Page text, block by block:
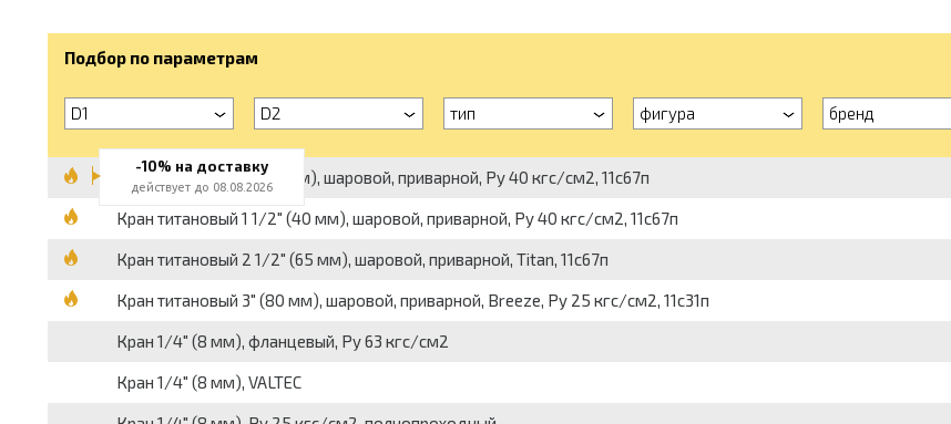
Подбор по параметрам
D1 D2 тип фигура бренд
Кран титановый 1" (25 мм), шаровой, приварной, Py 40 кгс/см2, 11с67п
Кран титановый 1 1/2" (40 мм), шаровой, приварной, Py 40 кгс/см2, 11с67п
Кран титановый 2 1/2" (65 мм), шаровой, приварной, Titan, 11с67п
Кран титановый 3" (80 мм), шаровой, приварной, Breeze, Py 25 кгс/см2, 11с31п
Кран 1/4" (8 мм), фланцевый, Py 63 кгс/см2
Кран 1/4" (8 мм), VALTEC
-10% на доставку
действует до 08.08.2026